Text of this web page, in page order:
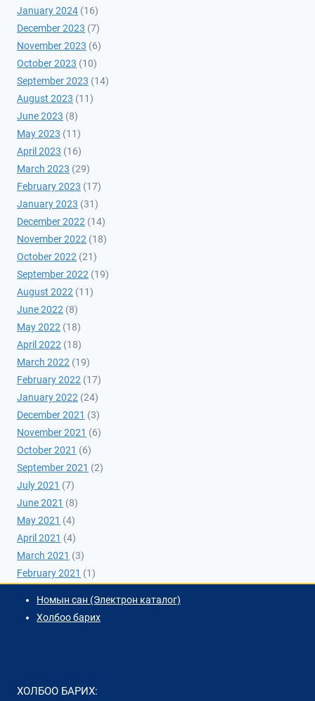
January 2024 (16)
December 2023 (7)
November 2023 (6)
October 2023 (10)
September 2023 (14)
August 2023 (11)
June 2023 (8)
May 2023 (11)
April 2023 (16)
March 2023 (29)
February 2023 (17)
January 2023 (31)
December 2022 (14)
November 2022 (18)
October 2022 (21)
September 2022 (19)
August 2022 (11)
June 2022 (8)
May 2022 (18)
April 2022 (18)
March 2022 (19)
February 2022 (17)
January 2022 (24)
December 2021 (3)
November 2021 (6)
October 2021 (6)
September 2021 (2)
July 2021 (7)
June 2021 (8)
May 2021 (4)
April 2021 (4)
March 2021 (3)
February 2021 (1)
Номын сан (Электрон каталог)
Холбоо барих
ХОЛБОО БАРИХ: